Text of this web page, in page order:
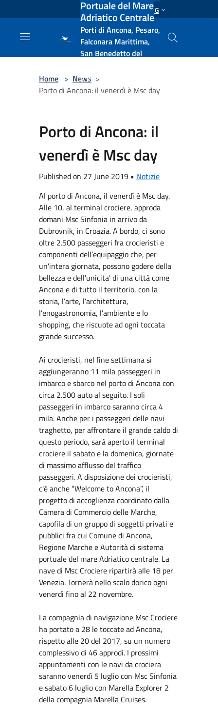
Salta al contenuto principale ENG
Portuale del Mare
Adriatico Centrale
Porti di Ancona, Pesaro,
Falconara Marittima,
San Benedetto del
e Vasto
Home > News >
Porto di Ancona: il venerdì è Msc day
Porto di Ancona: il
venerdì è Msc day
Published on 27 June 2019 • Notizie
Al porto di Ancona, il venerdì è Msc day.
Alle 10, al terminal crociere, approda
domani Msc Sinfonia in arrivo da
Dubrovnik, in Croazia. A bordo, ci sono
oltre 2.500 passeggeri fra crocieristi e
componenti dell’equipaggio che, per
un'intera giornata, possono godere della
bellezza e dell'unicita' di una città come
Ancona e di tutto il territorio, con la
storia, l’arte, l’architettura,
l’enogastronomia, l’ambiente e lo
shopping, che riscuote ad ogni toccata
grande successo.
Ai crocieristi, nel fine settimana si
aggiungeranno 11 mila passeggeri in
imbarco e sbarco nel porto di Ancona con
circa 2.500 auto al seguito. I soli
passeggeri in imbarco saranno circa 4
mila. Anche per i passeggeri delle navi
traghetto, per affrontare il grande caldo di
questo periodo, sarà aperto il terminal
crociere il sabato e la domenica, giornate
di massimo afflusso del traffico
passeggeri. A disposizione dei crocieristi,
c'è anche “Welcome to Ancona”, il
progetto di accoglienza coordinato dalla
Camera di Commercio delle Marche,
capofila di un gruppo di soggetti privati e
pubblici fra cui Comune di Ancona,
Regione Marche e Autorità di sistema
portuale del mare Adriatico centrale. La
nave di Msc Crociere ripartirà alle 18 per
Venezia. Tornerà nello scalo dorico ogni
venerdì fino al 22 novembre.
La compagnia di navigazione Msc Crociere
ha portato a 28 le toccate ad Ancona,
rispetto alle 20 del 2017, su un numero
complessivo di 46 approdi. I prossimi
appuntamenti con le navi da crociera
saranno venerdì 5 luglio con Msc Sinfonia
e sabato 6 luglio con Marella Explorer 2
della compagnia Marella Cruises.